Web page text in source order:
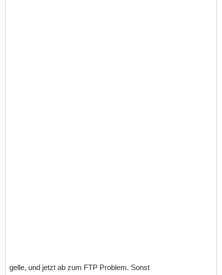
gelle, und jetzt ab zum FTP Problem. Sonst